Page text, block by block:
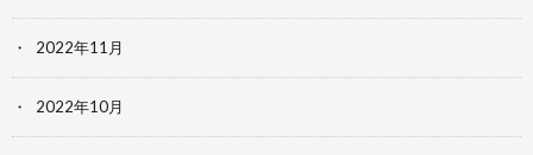
2022年11月
2022年10月